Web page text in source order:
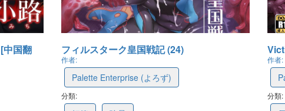
中国翻 フィルスターク皇国戦記 (24)
作者:
Palette Enterprise (よろず)
分類:
作者:
分類: